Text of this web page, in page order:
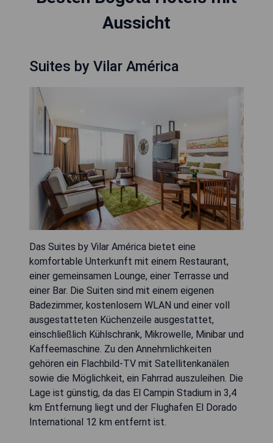
Aussicht
Suites by Vilar América
Das Suites by Vilar América bietet eine
komfortable Unterkunft mit einem Restaurant,
einer gemeinsamen Lounge, einer Terrasse und
einer Bar. Die Suiten sind mit einem eigenen
Badezimmer, kostenlosem WLAN und einer voll
ausgestatteten Küchenzeile ausgestattet,
einschließlich Kühlschrank, Mikrowelle, Minibar und
Kaffeemaschine. Zu den Annehmlichkeiten
gehören ein Flachbild-TV mit Satellitenkanälen
sowie die Möglichkeit, ein Fahrrad auszuleihen. Die
Lage ist günstig, da das El Campin Stadium in 3,4
km Entfernung liegt und der Flughafen El Dorado
International 12 km entfernt ist.